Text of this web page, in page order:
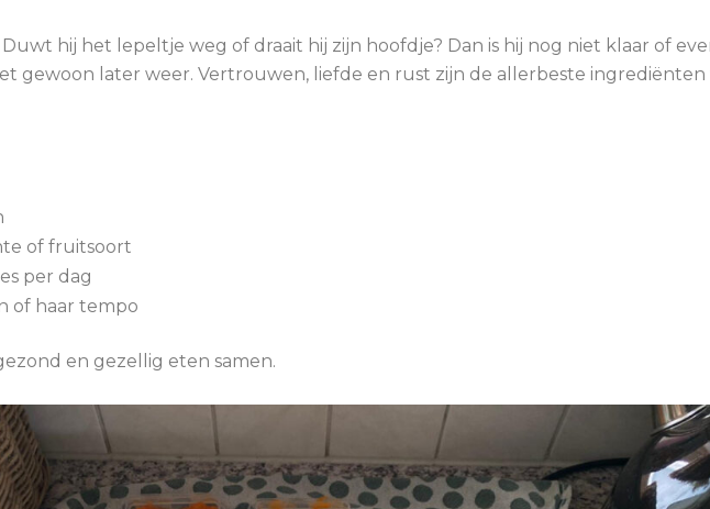
hij het lepeltje weg of draait hij zijn hoofdje? Dan is hij nog niet klaar of
gewoon later weer. Vertrouwen, liefde en rust zijn de allerbeste ingrediënten
of fruitsoort
per dag
of haar tempo
en gezellig eten samen.